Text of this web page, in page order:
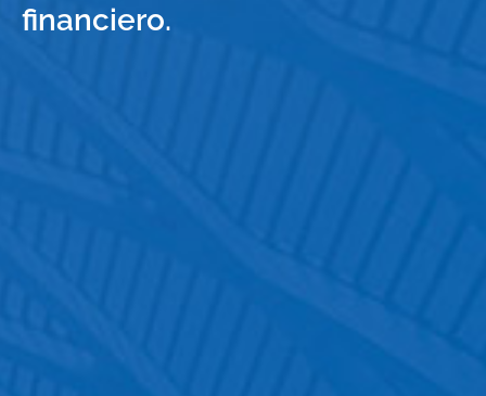
financiero.